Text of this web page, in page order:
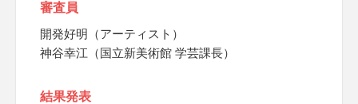
審査員
開発好明（アーティスト）
神谷幸江（国立新美術館 学芸課長）
結果発表